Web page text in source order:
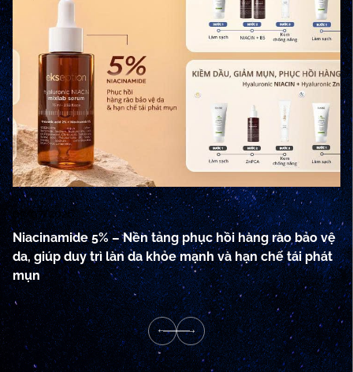
03/07/2026
Niacinamide 5% – Nền tảng phục hồi hàng rào bảo vệ
da, giúp duy trì làn da khỏe mạnh và hạn chế tái phát
mụn